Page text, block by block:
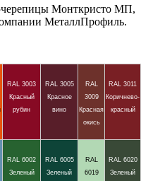
Монткристо МП,
МеталлПрофиль.
RAL 3003
Красный
рубин
RAL 3005
Красное
вино
RAL
3009
Красная
окись
RAL 3011
Коричнево-
красный
RAL 6002
Зеленый
RAL 6005
Зеленый
RAL
6019
RAL 6020
Зеленый